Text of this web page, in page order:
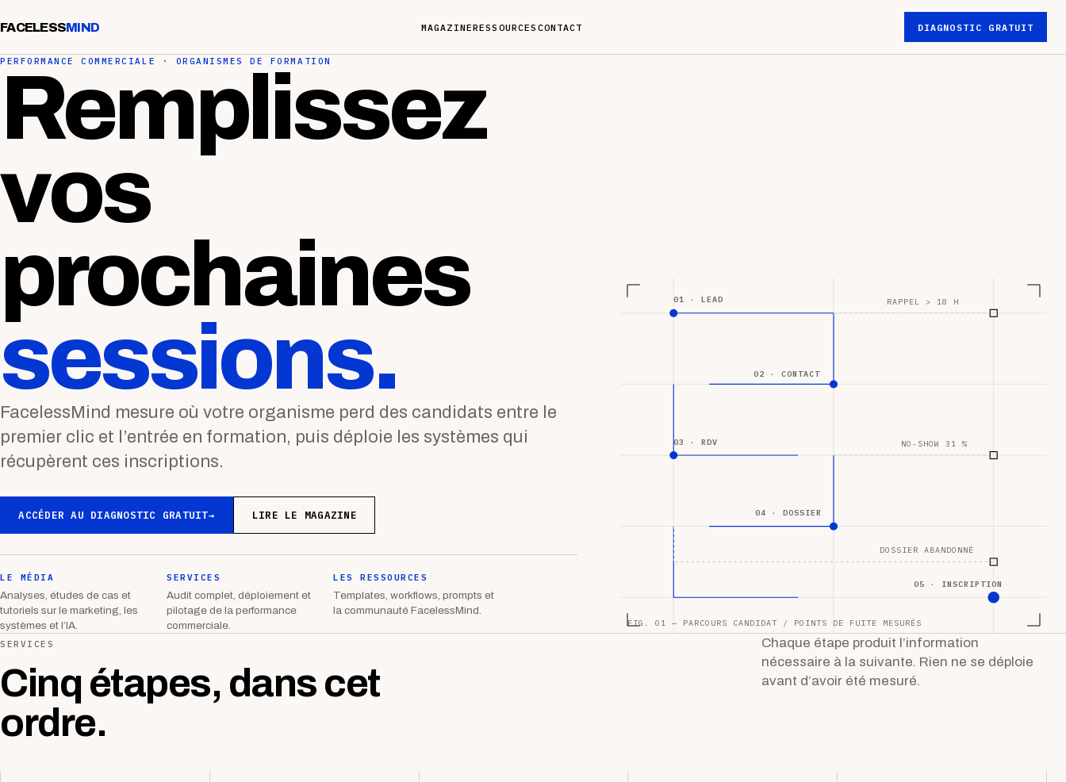
FACELESSMIND MAGAZINERESSOURCES CONTACT DIAGNOSTIC GRATUIT
PERFORMANCE COMMERCIALE · ORGANISMES DE FORMATION
Remplissez
vos
prochaines
sessions.
FacelessMind mesure où votre organisme perd des candidats entre le
premier clic et l’entrée en formation, puis déploie les systèmes qui
récupèrent ces inscriptions.
ACCÉDER AU DIAGNOSTIC GRATUIT→ LIRE LE MAGAZINE
LE MÉDIA
Analyses, études de cas et
tutoriels sur le marketing, les
systèmes et l’IA.
SERVICES
Audit complet, déploiement et
pilotage de la performance
commerciale.
LES RESSOURCES
Templates, workflows, prompts et
la communauté FacelessMind.
01 · LEAD
02 · CONTACT
03 · RDV
04 · DOSSIER
05 · INSCRIPTION
RAPPEL > 18 H
NO-SHOW 31 %
DOSSIER ABANDONNÉ
FIG. 01 — PARCOURS CANDIDAT / POINTS DE FUITE MESURÉS
SERVICES
Cinq étapes, dans cet
ordre.
Chaque étape produit l’information
nécessaire à la suivante. Rien ne se déploie
avant d’avoir été mesuré.